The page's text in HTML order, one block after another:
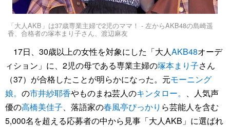
「大人AKB」は37歳専業主婦で2児のママ！ - 左からAKB48の島崎遥
香、合格者の塚本まり子さん、渡辺麻友
17日、30歳以上の女性を対象にした「大人AKB48オーデ
ィション」に、2児の母である専業主婦の塚本まり子さん
（37）が合格したことが明らかになった。元モーニング
娘。 の市井紗耶香やものまね芸人のキンタロー。 、人気声
優の高橋美佳子、落語家の春風亭ぴっかり ら芸能人を含む
5,000名を超える応募者の中から見事「大人AKB」に選ばれ